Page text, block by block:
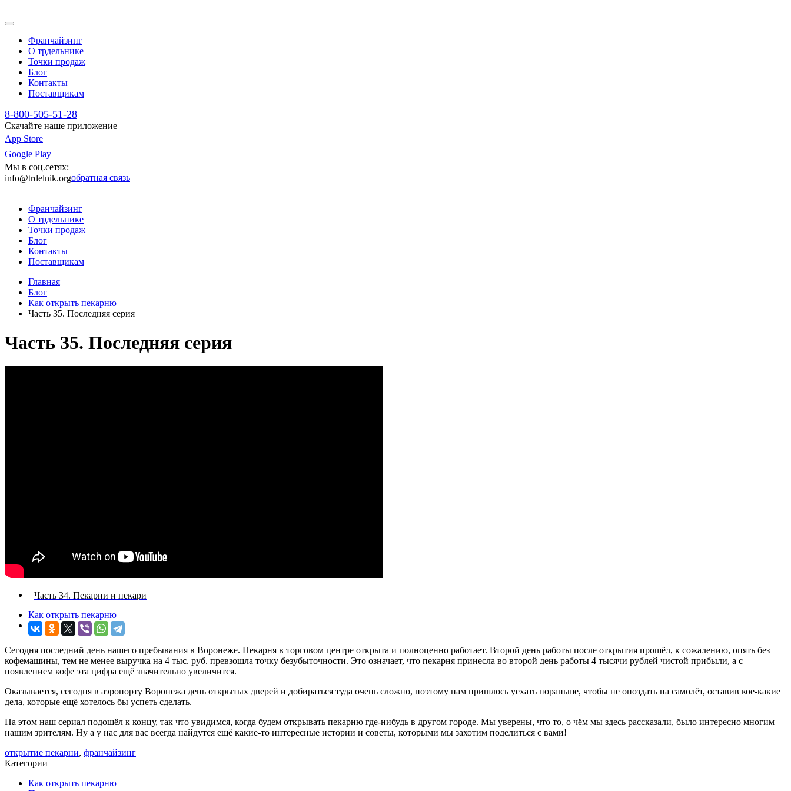
Франчайзинг
О трдельнике
Точки продаж
Блог
Контакты
Поставщикам
8-800-505-51-28
Скачайте наше приложение
App Store
Google Play
Мы в соц.сетях:
info@trdelnik.orgобратная связь
Франчайзинг
О трдельнике
Точки продаж
Блог
Контакты
Поставщикам
Главная
Блог
Как открыть пекарню
Часть 35. Последняя серия
Часть 35. Последняя серия
Часть 34. Пекарни и пекари
Как открыть пекарню
Сегодня последний день нашего пребывания в Воронеже. Пекарня в торговом центре открыта и полноценно работает. Второй день работы после открытия прошёл, к сожалению, опять без
кофемашины, тем не менее выручка на 4 тыс. руб. превзошла точку безубыточности. Это означает, что пекарня принесла во второй день работы 4 тысячи рублей чистой прибыли, а с
появлением кофе эта цифра ещё значительно увеличится.
Оказывается, сегодня в аэропорту Воронежа день открытых дверей и добираться туда очень сложно, поэтому нам пришлось уехать пораньше, чтобы не опоздать на самолёт, оставив кое-какие
дела, которые ещё хотелось бы успеть сделать.
На этом наш сериал подошёл к концу, так что увидимся, когда будем открывать пекарню где-нибудь в другом городе. Мы уверены, что то, о чём мы здесь рассказали, было интересно многим
нашим зрителям. Ну а у нас для вас всегда найдутся ещё какие-то интересные истории и советы, которыми мы захотим поделиться с вами!
открытие пекарни, франчайзинг
Категории
Как открыть пекарню